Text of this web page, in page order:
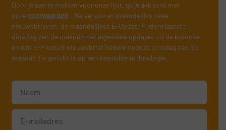
Door je aan te melden voor onze lijst, ga je akkoord met
onzevoorwaarden . We versturen maandelijks twee
nieuwsbrieven, de maandelijkse E-Update (iedere laatste
dinsdag van de maand) met algemene updates uit de branche
en één E-Product nieuwsbrief (iedere tweede dinsdag van de
maand) die gericht is op een bepaalde technologie.